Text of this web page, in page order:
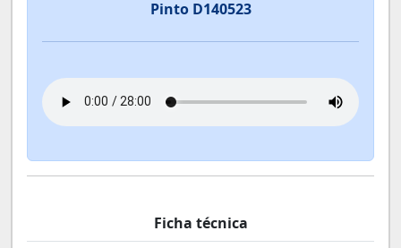
Pinto D140523
Ficha técnica